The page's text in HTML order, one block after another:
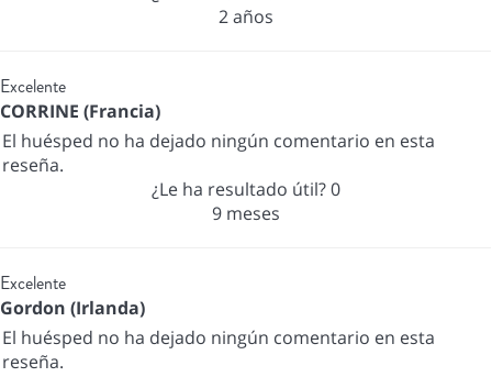
2 años
Excelente
CORRINE (Francia)
El huésped no ha dejado ningún comentario en esta
reseña.
¿Le ha resultado útil?0
9 meses
Excelente
Gordon (Irlanda)
El huésped no ha dejado ningún comentario en esta
reseña.